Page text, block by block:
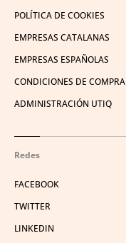
POLÍTICA DE COOKIES
EMPRESAS CATALANAS
EMPRESAS ESPAÑOLAS
CONDICIONES DE COMPRA
ADMINISTRACIÓN UTIQ
Redes
FACEBOOK
TWITTER
LINKEDIN